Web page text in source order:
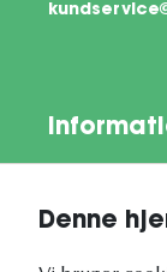
Denne